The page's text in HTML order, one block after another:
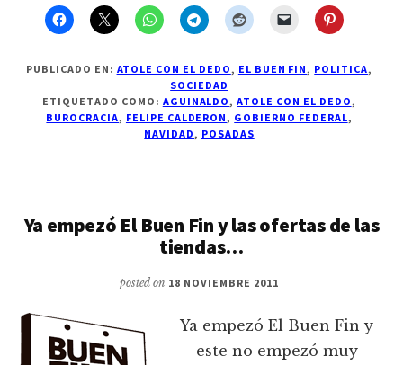
si
es
el
fin,
para
los
funcionarios
PUBLICADO EN: ATOLE CON EL DEDO , EL BUEN FIN , POLITICA,
SOCIEDAD
ETIQUETADO COMO: AGUINALDO ,ATOLE CON EL DEDO ,
BUROCRACIA, FELIPE CALDERON , GOBIERNO FEDERAL,
NAVIDAD , POSADAS
Ya empezó El Buen Fin y las ofertas de las
tiendas…
posted on 18 NOVIEMBRE 2011
Ya empezó El Buen Fin y
este no empezó muy